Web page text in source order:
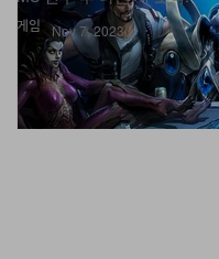
게임 Nov 7, 2023